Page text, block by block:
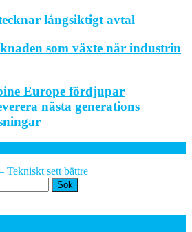
långsiktigt avtal
som växte när industrin
Europe fördjupar
nästa generations
Tekniskt sett bättre